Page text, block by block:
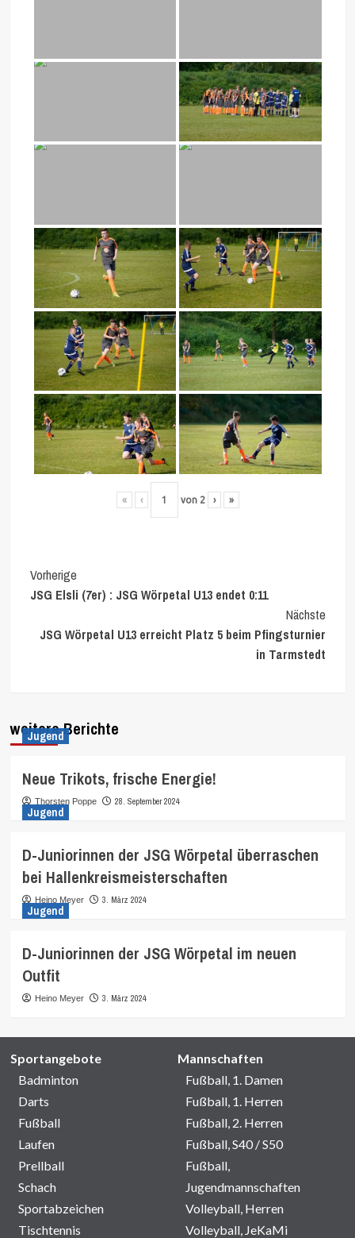
« ‹ von 2 › »
Continue
Reading
Vorherige
JSG Elsli (7er) : JSG Wörpetal U13 endet 0:11
Nächste
JSG Wörpetal U13 erreicht Platz 5 beim Pfingsturnier
in Tarmstedt
weitere Berichte
Jugend
Neue Trikots, frische Energie!
Thorsten Poppe 28. September 2024
Jugend
D-Juniorinnen der JSG Wörpetal überraschen
bei Hallenkreismeisterschaften
Heino Meyer 3. März 2024
Jugend
D-Juniorinnen der JSG Wörpetal im neuen
Outfit
Heino Meyer 3. März 2024
Sportangebote
Badminton
Darts
Fußball
Laufen
Prellball
Schach
Sportabzeichen
Tischtennis
Mannschaften
Fußball, 1. Damen
Fußball, 1. Herren
Fußball, 2. Herren
Fußball, S40 / S50
Fußball,
Jugendmannschaften
Volleyball, Herren
Volleyball, JeKaMi